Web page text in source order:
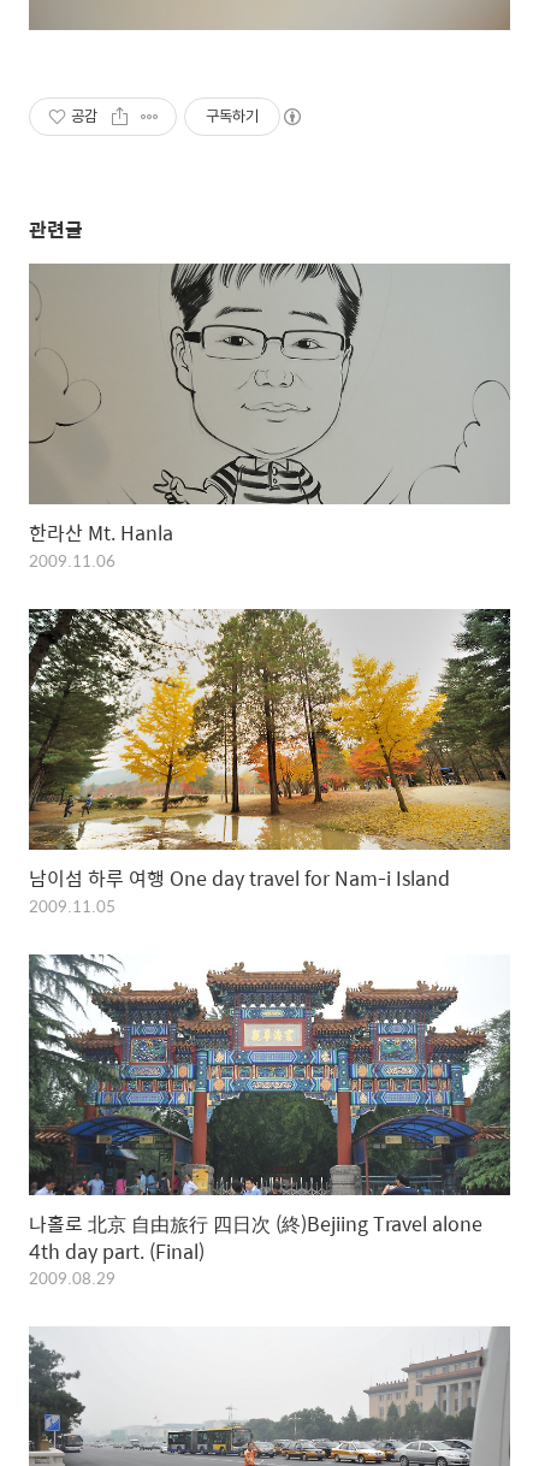
공감 구독하기
관련글
한라산 Mt. Hanla
2009.11.06
남이섬 하루 여행 One day travel for Nam-i Island
2009.11.05
나홀로 北京 自由旅行 四日次 (終)Bejiing Travel alone
4th day part. (Final)
2009.08.29